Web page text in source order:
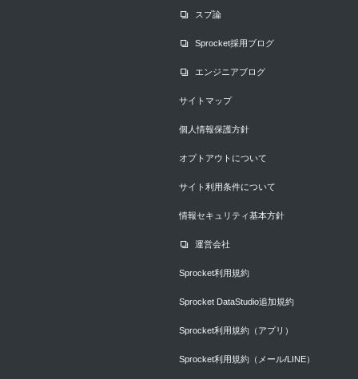
スプ論
Sprocket採用ブログ
エンジニアブログ
サイトマップ
個人情報保護方針
オプトアウトについて
サイト利用条件について
情報セキュリティ基本方針
運営会社
Sprocket利用規約
Sprocket DataStudio追加規約
Sprocket利用規約（アプリ）
Sprocket利用規約（メール/LINE）